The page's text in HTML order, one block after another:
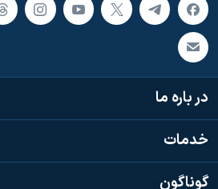
در باره ما
خدمات
گوناگون